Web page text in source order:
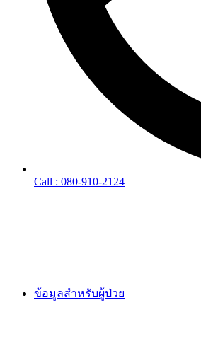
Call : 080-910-2124
ข้อมูลสำหรับผู้ป่วย